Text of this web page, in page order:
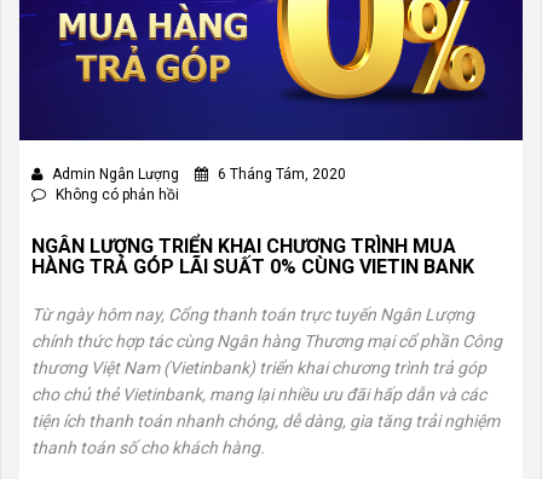
Admin Ngân Lượng
6 Tháng Tám, 2020
Không có phản hồi
NGÂN LƯỢNG TRIỂN KHAI CHƯƠNG TRÌNH MUA
HÀNG TRẢ GÓP LÃI SUẤT 0% CÙNG VIETIN BANK
Từ ngày hôm nay, Cổng thanh toán trực tuyến Ngân Lượng
chính thức hợp tác cùng Ngân hàng Thương mại cổ phần Công
thương Việt Nam (Vietinbank) triển khai chương trình trả góp
cho chủ thẻ Vietinbank, mang lại nhiều ưu đãi hấp dẫn và các
tiện ích thanh toán nhanh chóng, dễ dàng, gia tăng trải nghiệm
thanh toán số cho khách hàng.